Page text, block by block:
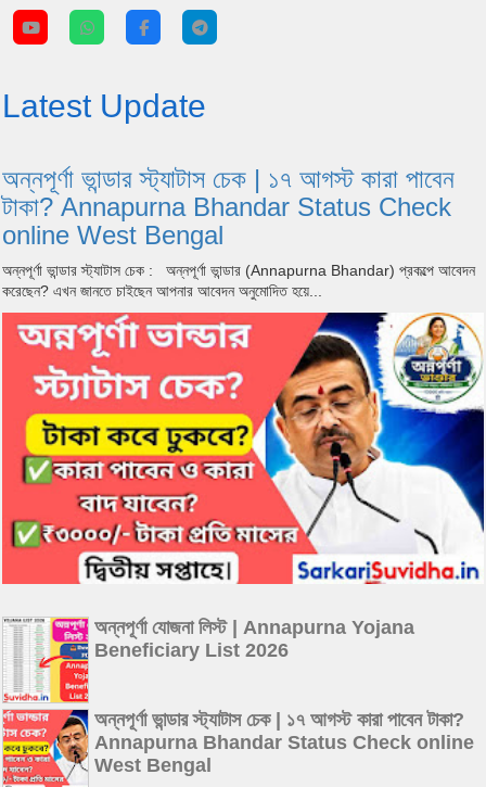
Latest Update
অন্নপূর্ণা ভান্ডার স্ট্যাটাস চেক | ১৭ আগস্ট কারা পাবেন
টাকা? Annapurna Bhandar Status Check
online West Bengal
অন্নপূর্ণা ভান্ডার স্ট্যাটাস চেক : অন্নপূর্ণা ভান্ডার (Annapurna Bhandar) প্রকল্পে আবেদন
করেছেন? এখন জানতে চাইছেন আপনার আবেদন অনুমোদিত হয়ে...
অন্নপূর্ণা যোজনা লিস্ট | Annapurna Yojana
Beneficiary List 2026
অন্নপূর্ণা ভান্ডার স্ট্যাটাস চেক | ১৭ আগস্ট কারা পাবেন টাকা?
Annapurna Bhandar Status Check online
West Bengal